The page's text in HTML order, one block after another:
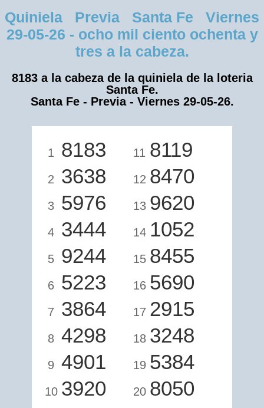
Quiniela Previa Santa Fe Viernes
29-05-26 - ocho mil ciento ochenta y
tres a la cabeza.
8183 a la cabeza de la quiniela de la loteria
Santa Fe.
Santa Fe - Previa - Viernes 29-05-26.
1 8183
2 3638
3 5976
4 3444
5 9244
6 5223
7 3864
8 4298
9 4901
10 3920
11 8119
12 8470
13 9620
14 1052
15 8455
16 5690
17 2915
18 3248
19 5384
20 8050